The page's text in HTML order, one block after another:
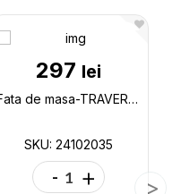
297 lei
Fata de masa-TRAVERSA(National)*180cm(2035) 24102035
SKU: 24102035
- +